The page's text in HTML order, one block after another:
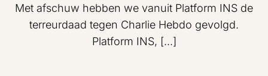
Met afschuw hebben we vanuit Platform INS de
terreurdaad tegen Charlie Hebdo gevolgd.
Platform INS, [...]